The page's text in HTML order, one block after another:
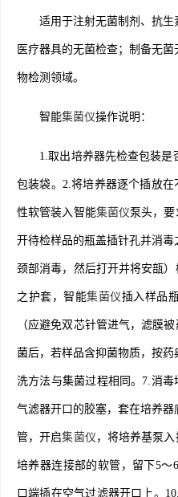
适用于注射无菌制剂、抗生
医疗器具的无菌检查；制备无
物检测领域。
智能集菌仪操作说明：
1.取出培养器先检查包装是
包装袋。2.将培养器逐个插放在
性软管装入智能集菌仪泵头，要
开待检样品的瓶盖插针孔并消
颈部消毒，然后打开并将安瓿
之护套，智能集菌仪插入样品
（应避免双芯针管进气，滤膜
菌后，若样品含抑菌物质，按
洗方法与集菌过程相同。7.消
气滤器开口的胶塞，套在培养
管，开启集菌仪 ，将培养基泵
培养器连接部的软管，留下5～
口端插在空气过滤器开口上。